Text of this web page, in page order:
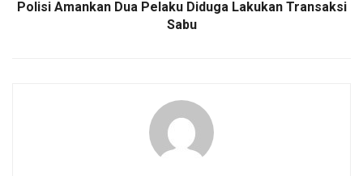
Polisi Amankan Dua Pelaku Diduga Lakukan Transaksi
Sabu